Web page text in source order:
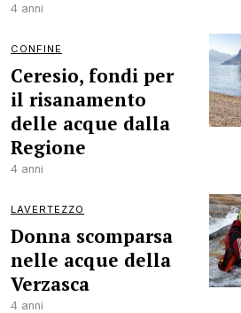
4 anni
CONFINE
Ceresio, fondi per
il risanamento
delle acque dalla
Regione
4 anni
LAVERTEZZO
Donna scomparsa
nelle acque della
Verzasca
4 anni